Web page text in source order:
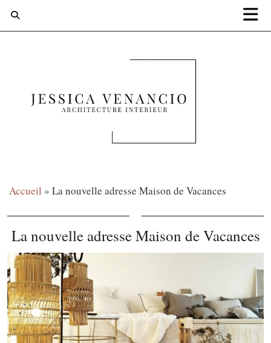
Accueil » La nouvelle adresse Maison de Vacances
La nouvelle adresse Maison de Vacances